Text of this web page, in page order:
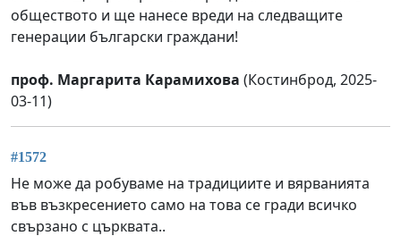
обществото и ще нанесе вреди на следващите
генерации български граждани!
проф. Маргарита Карамихова (Костинброд, 2025-
03-11)
#1572
Не може да робуваме на традициите и вярванията
във възкресението само на това се гради всичко
свързано с църквата..